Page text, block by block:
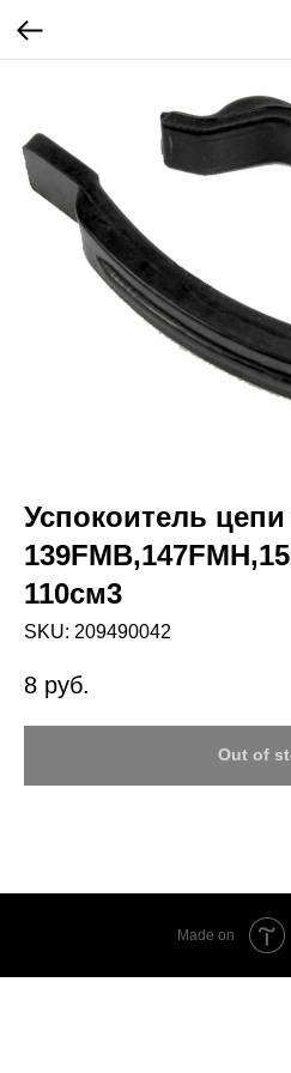
Успокоитель цепи
110см3
SKU: 209490042
8 руб.
Out of
Made on